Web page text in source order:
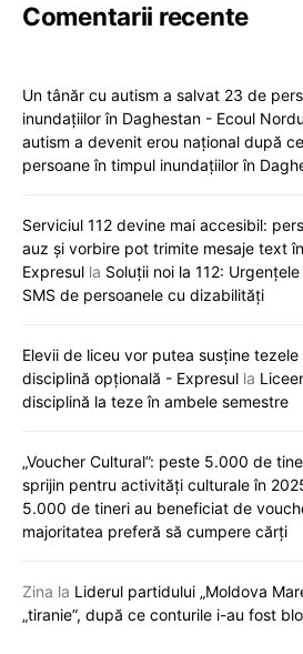
Comentarii recente
Un tânăr cu autism a salvat 23 de
inundațiilor în Daghestan - Ecoul
autism a devenit erou național după
persoane în timpul inundațiilor în
Serviciul 112 devine mai accesibil:
auz și vorbire pot trimite mesaje text
Expresul la Soluții noi la 112:
SMS de persoanele cu dizabilități
Elevii de liceu vor putea susține
disciplină opțională - Expresul la
disciplină la teze în ambele semestre
„Voucher Cultural”: peste 5.000 de
sprijin pentru activități culturale în
5.000 de tineri au beneficiat de
majoritatea preferă să cumpere cărți
Zina la Liderul partidului „Moldova
„tiranie”, după ce conturile i-au fost